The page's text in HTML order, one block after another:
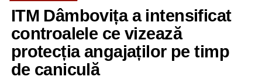
ITM Dâmbovița a intensificat
controalele ce vizează
protecția angajaților pe timp
de caniculă